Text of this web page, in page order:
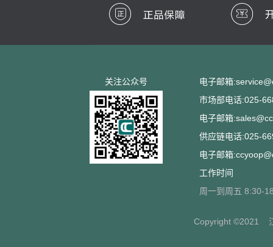
关注公众号
电子邮箱
市场部电话:025-
电子邮箱
供应链电话:025-
电子邮箱
工作时间
周一到周五 8:30-
Copyright ©2021